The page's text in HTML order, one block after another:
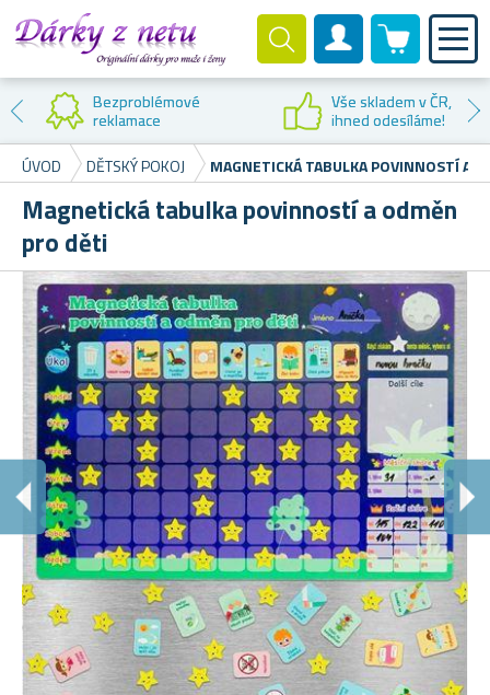
Zákaznický účet
0 produktů
Bezproblémové
reklamace
Vše skladem v ČR,
ihned odesíláme!
ÚVOD
DĚTSKÝ POKOJ MAGNETICKÁ TABULKA POVINNOSTÍ A
Magnetická tabulka povinností a odměn
pro děti